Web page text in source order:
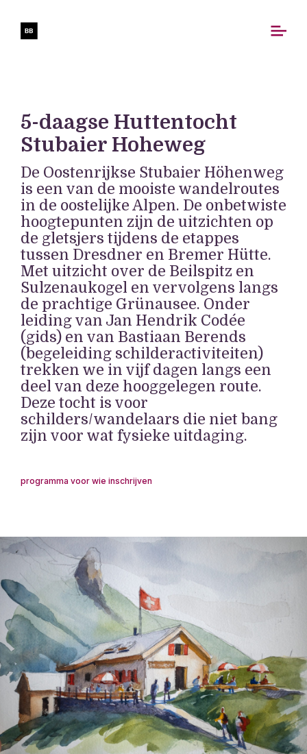
5-daagse Huttentocht
Stubaier Hoheweg
De Oostenrijkse Stubaier Höhenweg
is een van de mooiste wandelroutes
in de oostelijke Alpen. De onbetwiste
hoogtepunten zijn de uitzichten op
de gletsjers tijdens de etappes
tussen Dresdner en Bremer Hütte.
Met uitzicht over de Beilspitz en
Sulzenaukogel en vervolgens langs
de prachtige Grünausee. Onder
leiding van Jan Hendrik Codée
(gids) en van Bastiaan Berends
(begeleiding schilderactiviteiten)
trekken we in vijf dagen langs een
deel van deze hooggelegen route.
Deze tocht is voor
schilders/wandelaars die niet bang
zijn voor wat fysieke uitdaging.
programma voor wie inschrijven